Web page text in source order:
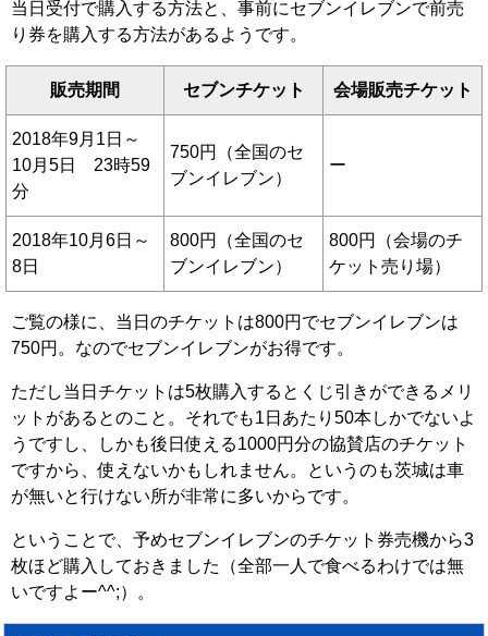
当日受付で購入する方法と、事前にセブンイレブンで前売
り券を購入する方法があるようです。
販売期間 セブンチケット 会場販売チケット
2018年9月1日～
10月5日 23時59
分
750円（全国のセ
ブンイレブン）
ー
2018年10月6日～
8日
800円（全国のセ
ブンイレブン）
800円（会場のチ
ケット売り場）
ご覧の様に、当日のチケットは800円でセブンイレブンは
750円。なのでセブンイレブンがお得です。
ただし当日チケットは5枚購入するとくじ引きができるメリ
ットがあるとのこと。それでも1日あたり50本しかでないよ
うですし、しかも後日使える1000円分の協賛店のチケット
ですから、使えないかもしれません。というのも茨城は車
が無いと行けない所が非常に多いからです。
ということで、予めセブンイレブンのチケット券売機から3
枚ほど購入しておきました（全部一人で食べるわけでは無
いですよー^^;）。